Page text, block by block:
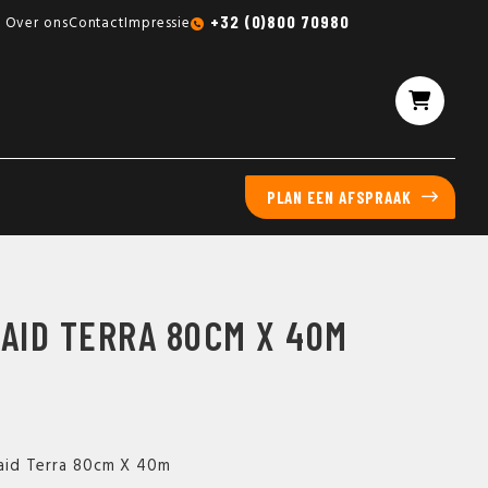
Gratis sampleboxen mogelijk
Over onsContactImpressie +32 (0)800 70980
PLAN EEN AFSPRAAK
TERRA 80CM X 40M
Terra 80cm X 40m